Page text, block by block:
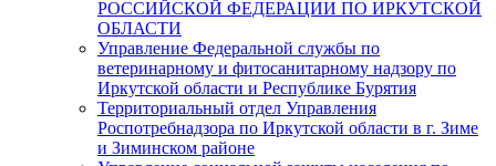
РОССИЙСКОЙ ФЕДЕРАЦИИ ПО ИРКУТСКОЙ
ОБЛАСТИ
Управление Федеральной службы по
ветеринарному и фитосанитарному надзору по
Иркутской области и Республике Бурятия
Территориальный отдел Управления
Роспотребнадзора по Иркутской области в г. Зиме
и Зиминском районе